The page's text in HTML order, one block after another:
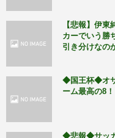
【悲報】伊
カーでいう勝
引き分けなの
◆国王杯◆オ
ーム最高の8！